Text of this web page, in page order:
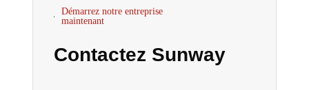
Démarrez notre entreprise
maintenant
Contactez Sunway